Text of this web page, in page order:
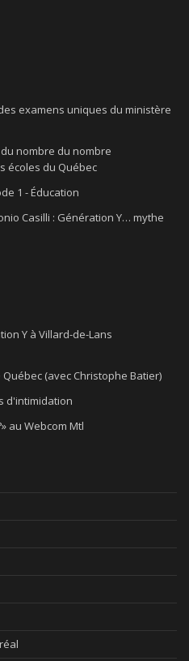
examens uniques du ministère
nombre du nombre
écoles du Québec
1 - Éducation
Casilli : Génération Y… mythe
Y à Villard-de-Lans
(avec Christophe Batier)
d'intimidation
au Webcom Mtl